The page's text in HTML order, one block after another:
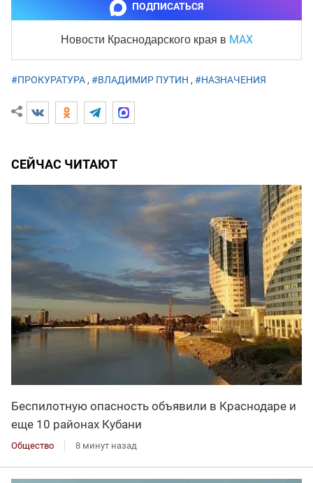
ПОДПИСАТЬСЯ
Новости Краснодарского края в MAX
#ПРОКУРАТУРА, #ВЛАДИМИР ПУТИН , #НАЗНАЧЕНИЯ
СЕЙЧАС ЧИТАЮТ
Беспилотную опасность объявили в Краснодаре и
еще 10 районах Кубани
Общество 8 минут назад